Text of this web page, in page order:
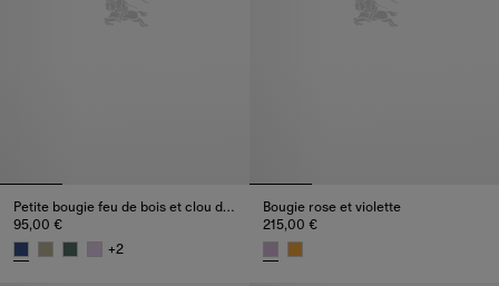
Petite bougie feu de bois et clou de girofle
95,00 €
+2
Bougie rose et violette
215,00 €